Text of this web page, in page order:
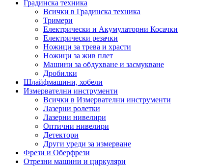
Градинска техника
Всички в Градинска техника
Тримери
Електрически и Акумулаторни Косачки
Електрически резачки
Ножици за трева и храсти
Ножици за жив плет
Машини за обдухване и засмукване
Дробилки
Шлайфмашини, хобели
Измервателни инструменти
Всички в Измервателни инструменти
Лазерни ролетки
Лазерни нивелири
Оптични нивелири
Детектори
Други уреди за измерване
Фрези и Оберфрези
Отрезни машини и циркуляри